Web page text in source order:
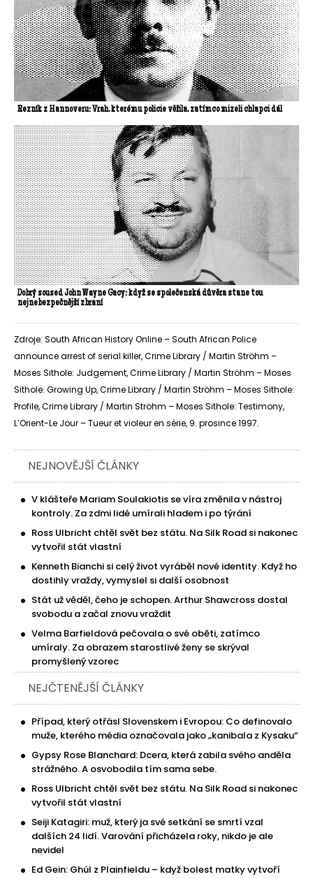
Řezník z Hannoveru: Vrah, kterému policie věřila, zatímco mizeli chlapci dál
Dobrý soused John Wayne Gacy: když se společenská důvěra stane tou
nejnebezpečnější zbraní
Zdroje: South African History Online – South African Police
announce arrest of serial killer, Crime Library / Martin Ströhm –
Moses Sithole: Judgement, Crime Library / Martin Ströhm – Moses
Sithole: Growing Up, Crime Library / Martin Ströhm – Moses Sithole:
Profile, Crime Library / Martin Ströhm – Moses Sithole: Testimony,
L’Orient-Le Jour – Tueur et violeur en série, 9. prosince 1997.
NEJNOVĚJŠÍ ČLÁNKY
V klášteře Mariam Soulakiotis se víra změnila v nástroj
kontroly. Za zdmi lidé umírali hladem i po týrání
Ross Ulbricht chtěl svět bez státu. Na Silk Road si nakonec
vytvořil stát vlastní
Kenneth Bianchi si celý život vyráběl nové identity. Když ho
dostihly vraždy, vymyslel si další osobnost
Stát už věděl, čeho je schopen. Arthur Shawcross dostal
svobodu a začal znovu vraždit
Velma Barfieldová pečovala o své oběti, zatímco
umíraly. Za obrazem starostlivé ženy se skrýval
promyšlený vzorec
NEJČTENĚJŠÍ ČLÁNKY
Případ, který otřásl Slovenskem i Evropou: Co definovalo
muže, kterého média označovala jako „kanibala z Kysaku“
Gypsy Rose Blanchard: Dcera, která zabila svého anděla
strážného. A osvobodila tím sama sebe.
Ross Ulbricht chtěl svět bez státu. Na Silk Road si nakonec
vytvořil stát vlastní
Seiji Katagiri: muž, který ja své setkání se smrtí vzal
dalších 24 lidí. Varování přicházela roky, nikdo je ale
nevidel
Ed Gein: Ghúl z Plainfieldu – když bolest matky vytvoří